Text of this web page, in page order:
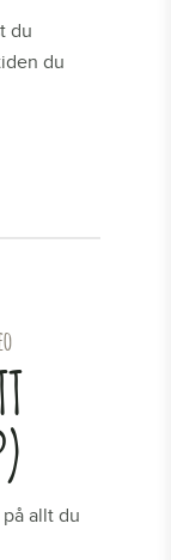
du
du
allt du